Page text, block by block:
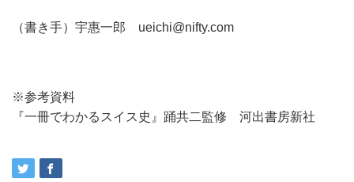
（書き手）宇惠一郎 ueichi@nifty.com
※参考資料
『一冊でわかるスイス史』踊共二監修 河出書房新社